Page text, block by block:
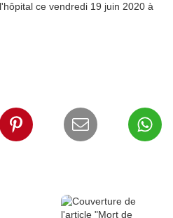
ce vendredi 19 juin 2020 à